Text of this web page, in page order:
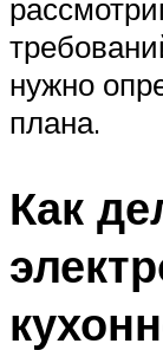
нужно
плана.
Как